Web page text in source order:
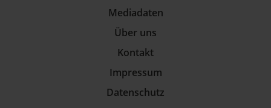
Mediadaten
Über uns
Kontakt
Impressum
Datenschutz